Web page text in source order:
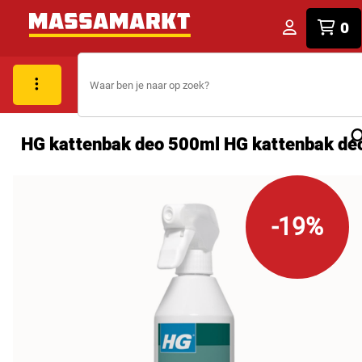
0
HG kattenbak deo 500ml HG kattenbak
-19%